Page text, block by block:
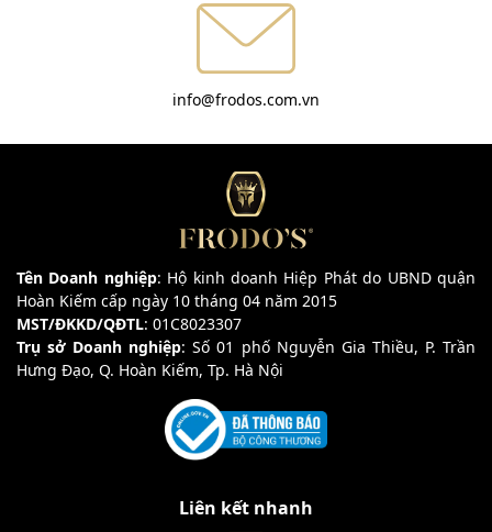
info@frodos.com.vn
Tên Doanh nghiệp: Hộ kinh doanh Hiệp Phát do UBND quận
Hoàn Kiếm cấp ngày 10 tháng 04 năm 2015
MST/ĐKKD/QĐTL: 01C8023307
Trụ sở Doanh nghiệp: Số 01 phố Nguyễn Gia Thiều, P. Trần
Hưng Đạo, Q. Hoàn Kiếm, Tp. Hà Nội
Liên kết nhanh